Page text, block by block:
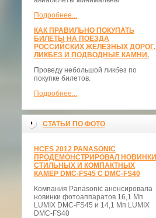
Подробнее...
КАК ПРАВИЛЬНО ПОКУПАТЬ
БИЛЕТЫ НА ПОЕЗДА
РОССИЙСКИХ ЖЕЛЕЗНЫХ ДОРОГ.
ЛИКБЕЗ И ПОДВОДНЫЕ КАМНИ.
Проведу небольшой ликбез по
покупке билетов.
Подробнее...
СТАТЬИ ПО ФОТО
НCES 2012 PANASONIC
ПРОДЕМОНСТРИРОВАЛ НОВИНКИ
СТИЛЬНЫХ И КОМПАКТНЫХ
КАМЕР DMC-FS45 С DMC-FS40
Компания Panasonic анонсировала
новинки фотоаппаратов 16,1 Мп
LUMIX DMC-FS45 и 14,1 Мп LUMIX
DMC-FS40